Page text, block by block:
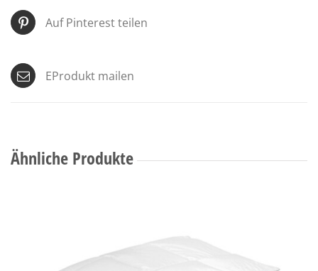
Auf Pinterest teilen
EProdukt mailen
Ähnliche Produkte